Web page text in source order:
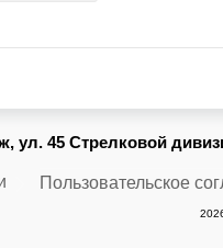
ул. 45 Стрелковой
Пользовательское